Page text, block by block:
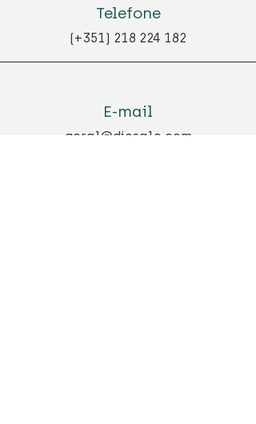
Telefone
(+351) 218 224 182
E-mail
geral@diosalo.com